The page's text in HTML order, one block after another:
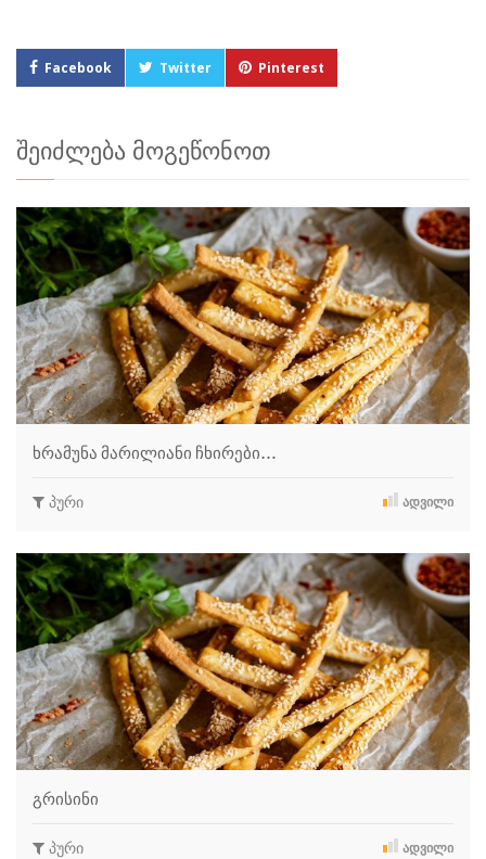
Facebook Twitter Pinterest
შეიძლება მოგეწონოთ
ხრამუნა მარილიანი ჩხირები…
პური ᲐᲓᲕᲘᲚᲘ
გრისინი
პური ᲐᲓᲕᲘᲚᲘ